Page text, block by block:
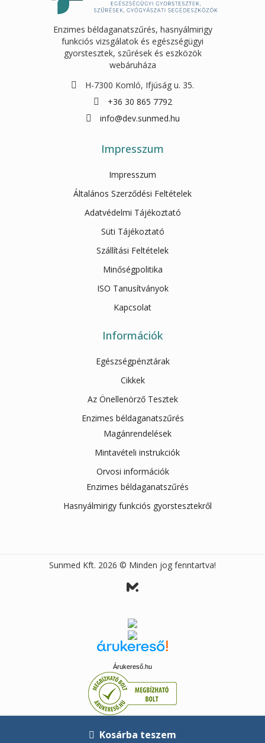
Kosárba teszem
Enzimes béldaganatszűrés, hasnyálmirigy
funkciós vizsgálatok és egészségügyi
gyorstesztek, szűrések és eszközök
webáruháza
H-7300 Komló, Ifjúság u. 35.
+36 30 865 7792
info@dev.sunmed.hu
Impresszum
Impresszum
Általános Szerződési Feltételek
Adatvédelmi Tájékoztató
Süti Tájékoztató
Szállítási Feltételek
Minőségpolitika
ISO Tanusítványok
Kapcsolat
Információk
Egészségpénztárak
Cikkek
Az Önellenörző Tesztek
Enzimes béldaganatszűrés
Magánrendelések
Mintavételi instrukciók
Orvosi információk
Enzimes béldaganatszűrés
Hasnyálmirigy funkciós gyorstesztekről
Sunmed Kft. 2026 © Minden jog fenntartva!
Árukereső.hu